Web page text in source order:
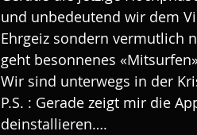
und unbedeutend wir dem
Ehrgeiz sondern vermutlich
geht besonnenes
Wir sind unterwegs in der
P.S. : Gerade zeigt mir die
deinstallieren….